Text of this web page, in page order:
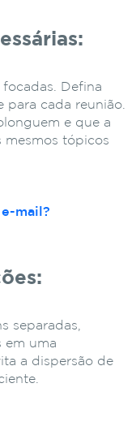
Defina
cada reunião.
e que a
tópicos
mail?
separadas,
em uma
a dispersão de